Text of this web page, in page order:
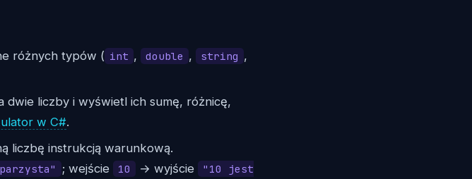
różnych typów ( int , double , string ,
liczby i wyświetl ich sumę, różnicę,
w C#.
liczbę instrukcją warunkową.
; wejście 10 → wyjście
"10 jest